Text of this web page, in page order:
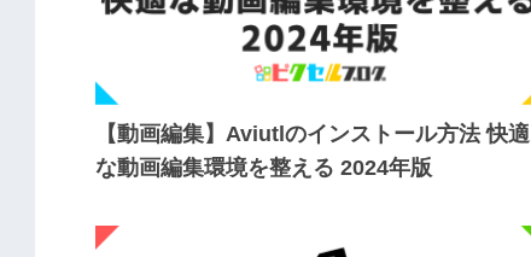
【動画編集】Aviutlのインストール方法 快適
な動画編集環境を整える 2024年版